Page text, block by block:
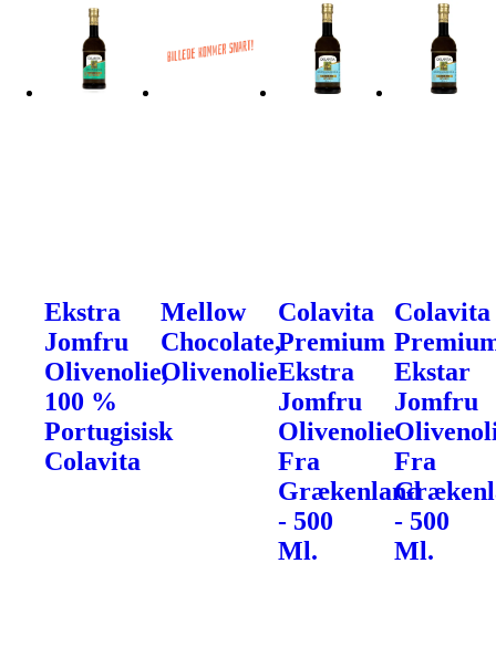
Ekstra
Jomfru
Olivenolie,
100 %
Portugisisk
Colavita
Mellow
Chocolate,
Olivenolie
Colavita
Premium
Ekstra
Jomfru
Olivenolie
Fra
Grækenland
- 500
Ml.
Colavita
Ekstar
Jomfru
Fra
- 500
Ml.